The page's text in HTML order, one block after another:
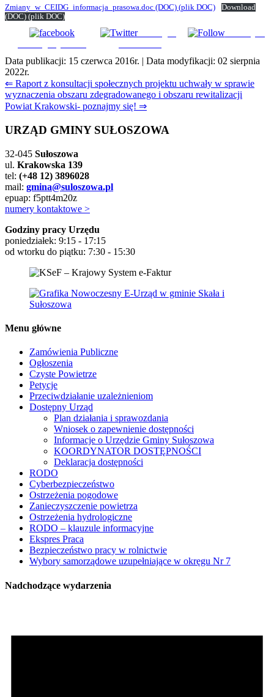
Zmiany_w_CEIDG_informacja_prasowa.doc (DOC) (plik DOC)
Download
(DOC) (plik DOC)
Udostępnij
Subskrybuj
Data publikacji: 15 czerwca 2016r. | Data modyfikacji: 02 sierpnia
2022r.
Nawigacja
wpisu
⇐ Raport z konsultacji społecznych projektu uchwały w sprawie
wyznaczenia obszaru zdegradowanego i obszaru rewitalizacji
Powiat Krakowski- poznajmy się! ⇒
URZĄD GMINY SUŁOSZOWA
32-045 Sułoszowa
ul. Krakowska 139
tel: (+48 12) 3896028
mail: gmina@suloszowa.pl
epuap: f5ptt4m20z
numery kontaktowe >
Godziny pracy Urzędu
poniedziałek: 9:15 - 17:15
od wtorku do piątku: 7:30 - 15:30
Menu główne
Zamówienia Publiczne
Ogłoszenia
Czyste Powietrze
Petycje
Przeciwdziałanie uzależnieniom
Dostępny Urząd
Plan działania i sprawozdania
Wniosek o zapewnienie dostępności
Informacje o Urzędzie Gminy Sułoszowa
KOORDYNATOR DOSTĘPNOŚCI
Deklaracja dostępności
RODO
Cyberbezpieczeństwo
Ostrzeżenia pogodowe
Zanieczyszczenie powietrza
Ostrzeżenia hydrologiczne
RODO – klauzule informacyjne
Ekspres Praca
Bezpieczeństwo pracy w rolnictwie
Wybory samorządowe uzupełniające w okręgu Nr 7
Nadchodzące wydarzenia